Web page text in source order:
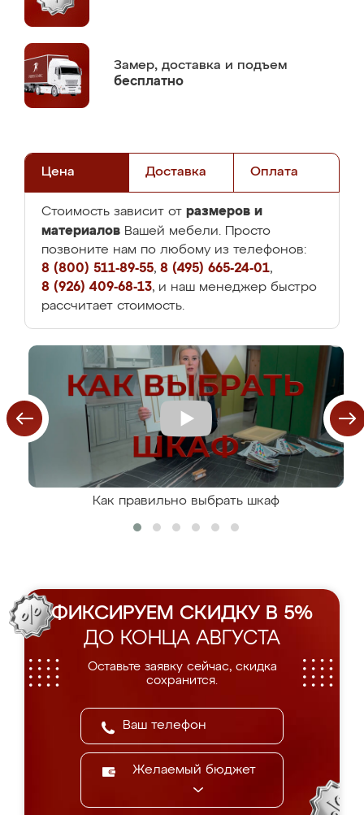
Замер, доставка и подъем
бесплатно
Цена Доставка Оплата
Стоимость зависит от размеров и
материалов Вашей мебели. Просто
позвоните нам по любому из телефонов:
8 (800) 511-89-55, 8 (495) 665-24-01,
8 (926) 409-68-13, и наш менеджер быстро
рассчитает стоимость.
Как правильно выбрать шкаф
ФИКСИРУЕМ СКИДКУ В 5%
ДО КОНЦА АВГУСТА
Оставьте заявку сейчас, скидка
сохранится.
Желаемый бюджет